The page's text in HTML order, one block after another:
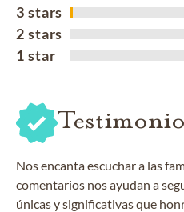
3 stars
2 stars
1 star
Nos encanta escuchar a las
comentarios nos ayudan a
únicas y significativas que